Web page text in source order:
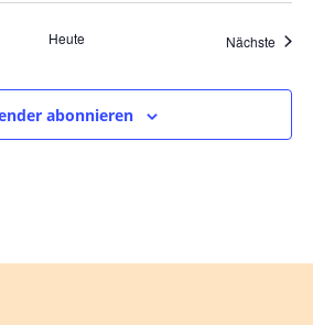
Heute Nächste
abonnieren